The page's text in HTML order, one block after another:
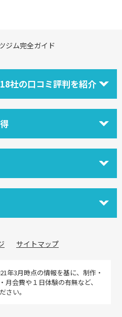
ジム完全ガイド
社の口コミ評判を紹介
サイトマップ
年3月時点の情報を基に、制作・
会費や１日体験の有無など、
さい。